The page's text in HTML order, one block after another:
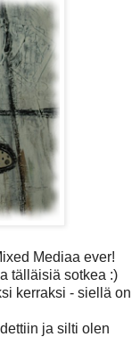
Mediaa ever!
tälläisiä sotkea :)
kerraksi - siellä on
ja silti olen